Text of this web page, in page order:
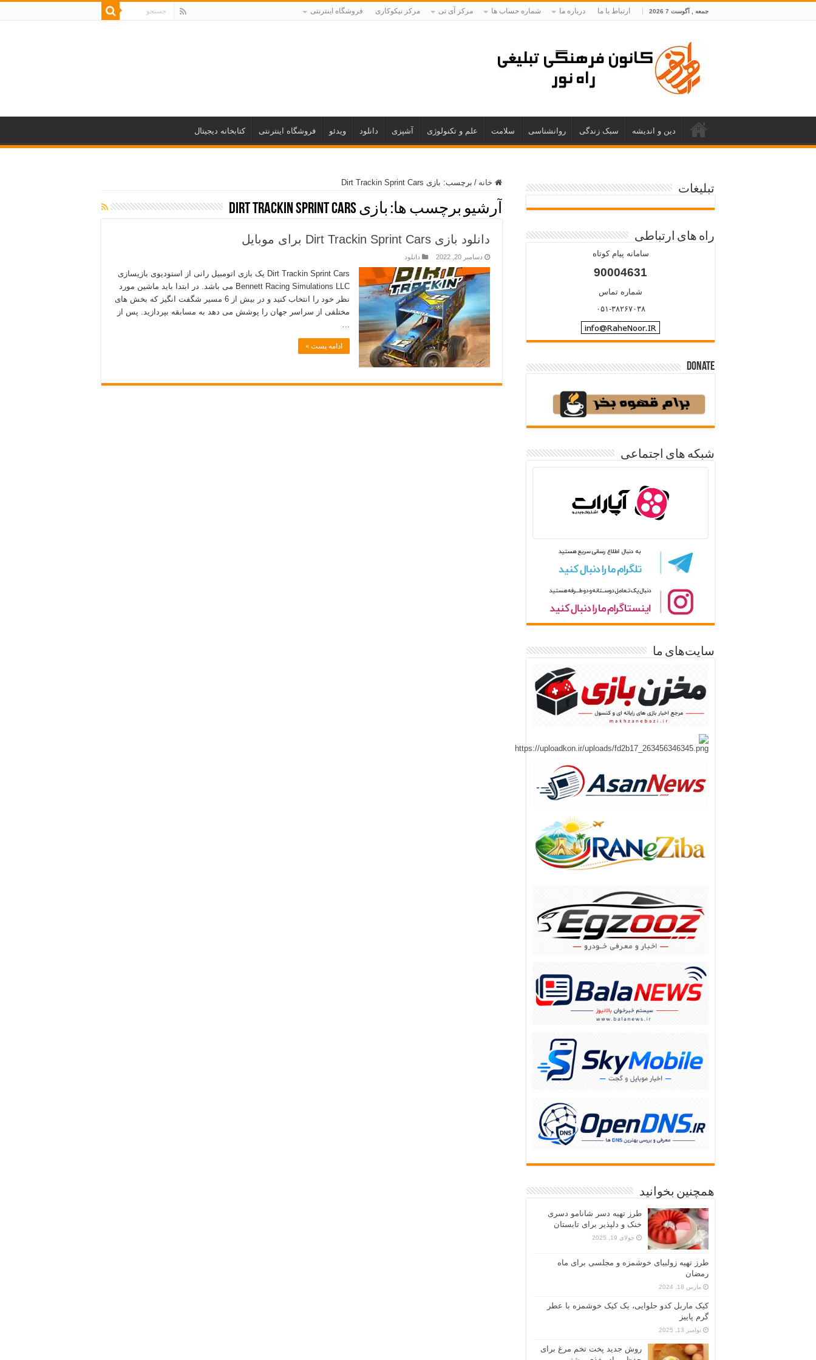
جمعه , آگوست 7 2026 ارتباط با ما درباره ما شماره حساب ها مرکز آی تی مرکز نیکوکاری فروشگاه اینترنتی
دین و اندیشه سبک زندگی روانشناسی سلامت علم و تکنولوژی آشپزی دانلود ویدئو فروشگاه اینترنتی کتابخانه دیجیتال
خانه / برچسب: بازی Dirt Trackin Sprint Cars
آرشیو برچسب ها: بازی Dirt Trackin Sprint Cars
دانلود بازی Dirt Trackin Sprint Cars برای موبایل
دسامبر 20, 2022 دانلود
Dirt Trackin Sprint Cars یک بازی اتومبیل رانی از استودیوی بازیسازی
Bennett Racing Simulations LLC می باشد. در ابتدا باید ماشین مورد
نظر خود را انتخاب کنید و در بیش از 6 مسیر شگفت انگیز که بخش های
مختلفی از سراسر جهان را پوشش می دهد به مسابقه بپردازید. پس از
…
ادامه پست »
تبلیغات
راه های ارتباطی
سامانه پیام کوتاه
90004631
شماره تماس
۰۵۱-۳۸۲۶۷۰۳۸
Donate
شبکه های اجتماعی
سایت‌های ما
همچنین بخوانید
طرز تهیه دسر شانامو دسری
خنک و دلپذیر برای تابستان
جولای 19, 2025
طرز تهیه زولبیای خوشمزه و مجلسی برای ماه
رمضان
مارس 18, 2024
کیک ماربل کدو حلوایی، یک کیک خوشمزه با عطر
گرم پاییز
نوامبر 13, 2025
روش جدید پخت تخم مرغ برای